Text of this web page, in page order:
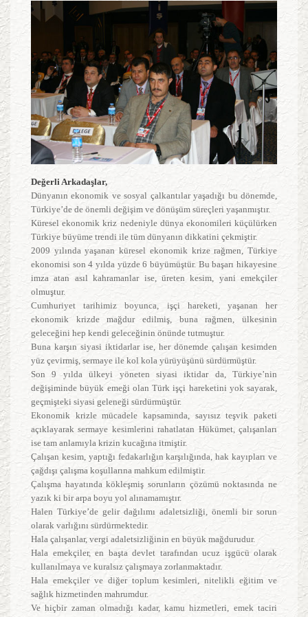
Değerli Arkadaşlar,
Dünyanın ekonomik ve sosyal çalkantılar yaşadığı bu dönemde,
Türkiye’de de önemli değişim ve dönüşüm süreçleri yaşanmıştır.
Küresel ekonomik kriz nedeniyle dünya ekonomileri küçülürken
Türkiye büyüme trendi ile tüm dünyanın dikkatini çekmiştir.
2009 yılında yaşanan küresel ekonomik krize rağmen, Türkiye
ekonomisi son 4 yılda yüzde 6 büyümüştür. Bu başarı hikayesine
imza atan asıl kahramanlar ise, üreten kesim, yani emekçiler
olmuştur.
Cumhuriyet tarihimiz boyunca, işçi hareketi, yaşanan her
ekonomik krizde mağdur edilmiş, buna rağmen, ülkesinin
geleceğini hep kendi geleceğinin önünde tutmuştur.
Buna karşın siyasi iktidarlar ise, her dönemde çalışan kesimden
yüz çevirmiş, sermaye ile kol kola yürüyüşünü sürdürmüştür.
Son 9 yılda ülkeyi yöneten siyasi iktidar da, Türkiye’nin
değişiminde büyük emeği olan Türk işçi hareketini yok sayarak,
geçmişteki siyasi geleneği sürdürmüştür.
Ekonomik krizle mücadele kapsamında, sayısız teşvik paketi
açıklayarak sermaye kesimlerini rahatlatan Hükümet, çalışanları
ise tam anlamıyla krizin kucağına itmiştir.
Çalışan kesim, yaptığı fedakarlığın karşılığında, hak kayıpları ve
çağdışı çalışma koşullarına mahkum edilmiştir.
Çalışma hayatında kökleşmiş sorunların çözümü noktasında ne
yazık ki bir arpa boyu yol alınamamıştır.
Halen Türkiye’de gelir dağılımı adaletsizliği, önemli bir sorun
olarak varlığını sürdürmektedir.
Hala çalışanlar, vergi adaletsizliğinin en büyük mağdurudur.
Hala emekçiler, en başta devlet tarafından ucuz işgücü olarak
kullanılmaya ve kuralsız çalışmaya zorlanmaktadır.
Hala emekçiler ve diğer toplum kesimleri, nitelikli eğitim ve
sağlık hizmetinden mahrumdur.
Ve hiçbir zaman olmadığı kadar, kamu hizmetleri, emek taciri